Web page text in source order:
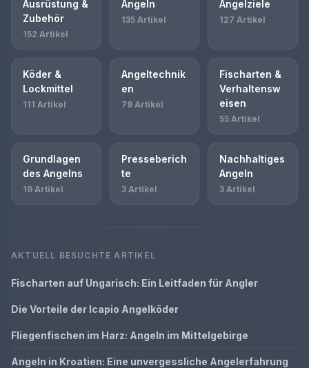
Ausrüstung &
Zubehör
152 Artikel
Angeln
135 Artikel
Angelziele
127 Artikel
Köder &
Lockmittel
111 Artikel
Angeltechnik
en
79 Artikel
Fischarten &
Verhaltensw
eisen
55 Artikel
Grundlagen
des Angelns
19 Artikel
Presseberich
te
3 Artikel
Nachhaltiges
Angeln
3 Artikel
AKTUELL BESUCHTE ARTIKEL
Fischarten auf Ungarisch: Ein Leitfaden für Angler
Die Vorteile der Icapio Angelköder
Fliegenfischen im Harz: Angeln im Mittelgebirge
Angeln in Kroatien: Eine unvergessliche Angelerfahrung